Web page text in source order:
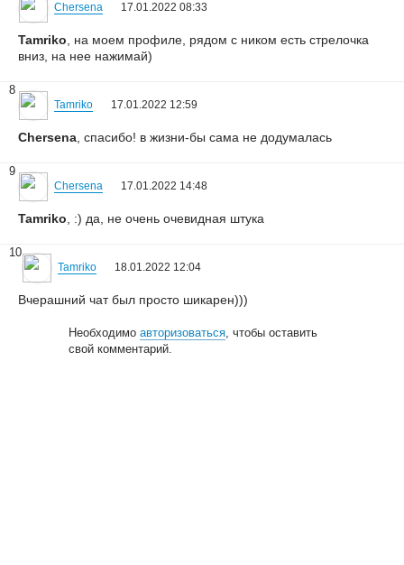
Chersena 17.01.2022 08:33
Tamriko , на моем профиле, рядом с ником есть стрелочка
вниз, на нее нажимай)
8
Tamriko 17.01.2022 12:59
Chersena , спасибо! в жизни-бы сама не додумалась
9
Chersena 17.01.2022 14:48
Tamriko , :) да, не очень очевидная штука
10
Tamriko 18.01.2022 12:04
Вчерашний чат был просто шикарен)))
Необходимоавторизоваться, чтобы оставить
свой комментарий.